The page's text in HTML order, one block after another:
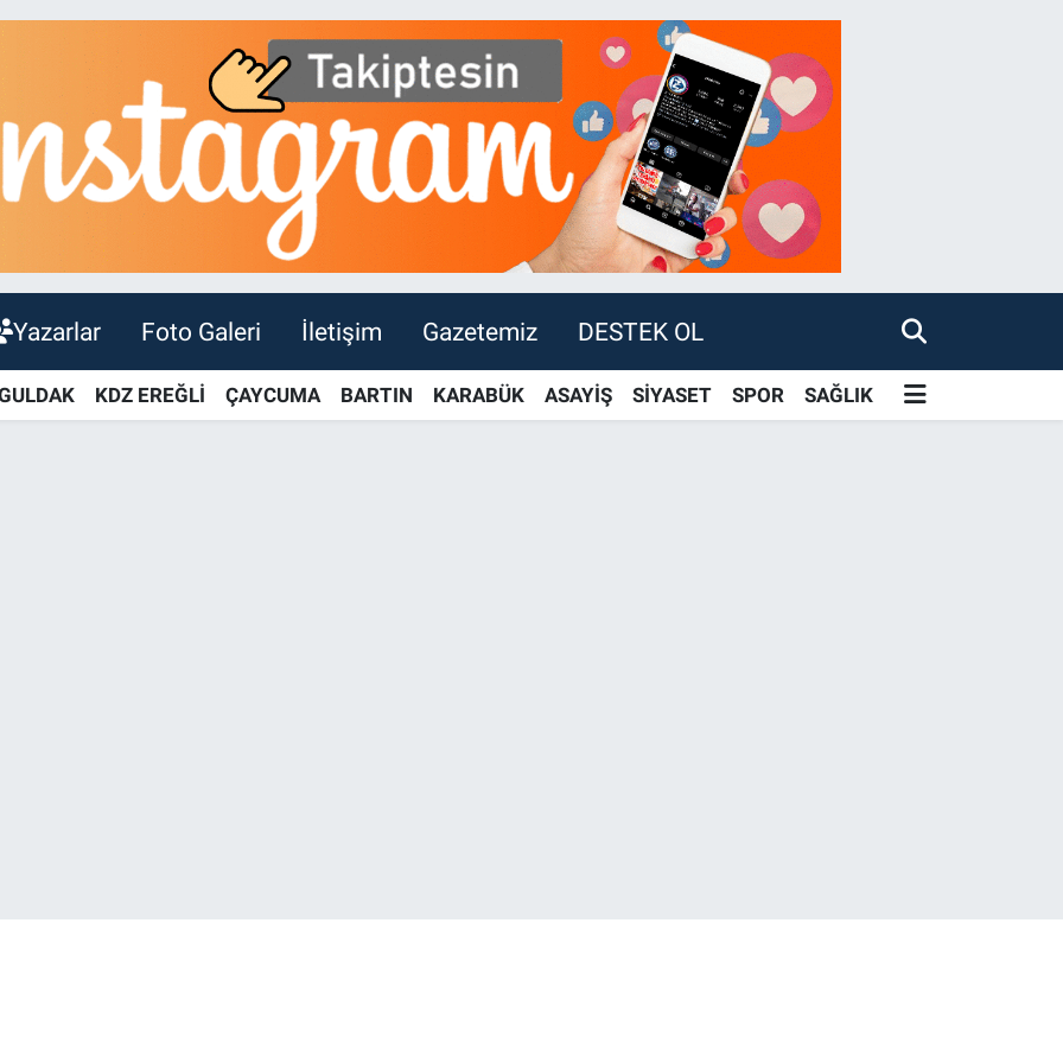
Yazarlar Foto Galeri İletişim Gazetemiz DESTEK OL
KDZ EREĞLİ ÇAYCUMA BARTIN KARABÜK ASAYİŞ SİYASET SPOR SAĞLIK